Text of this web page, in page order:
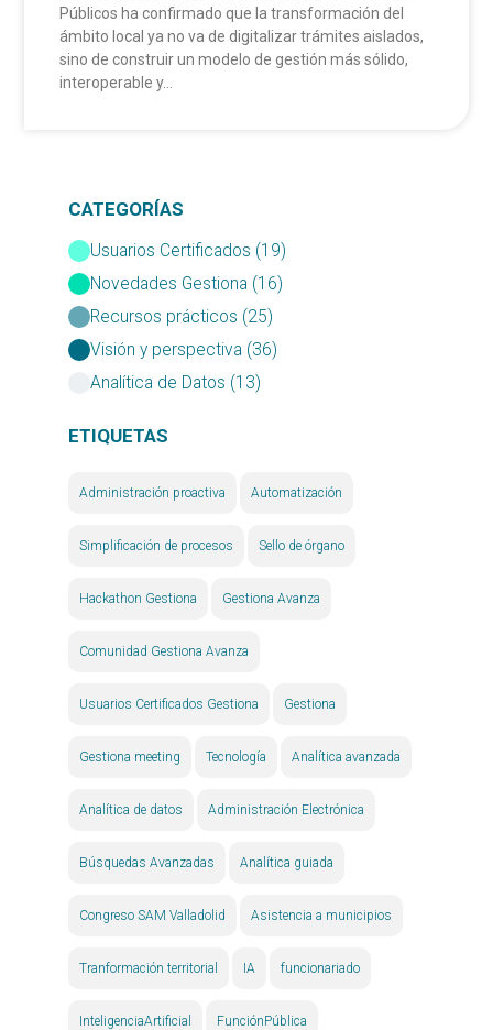
Públicos ha confirmado que la transformación del
ámbito local ya no va de digitalizar trámites aislados,
sino de construir un modelo de gestión más sólido,
interoperable y...
CATEGORÍAS
Usuarios Certificados (19)
Novedades Gestiona (16)
Recursos prácticos (25)
Visión y perspectiva (36)
Analítica de Datos (13)
ETIQUETAS
Administración proactiva Automatización
Simplificación de procesos Sello de órgano
Hackathon Gestiona Gestiona Avanza
Comunidad Gestiona Avanza
Usuarios Certificados Gestiona Gestiona
Gestiona meeting Tecnología Analítica avanzada
Analítica de datos Administración Electrónica
Búsquedas Avanzadas Analítica guiada
Congreso SAM Valladolid Asistencia a municipios
Tranformación territorial IA funcionariado
InteligenciaArtificial FunciónPública